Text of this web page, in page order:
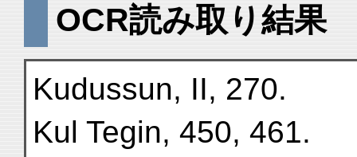
OCR読み取り結果
Kudussun, II, 270.
Kul Tegin, 450, 461.